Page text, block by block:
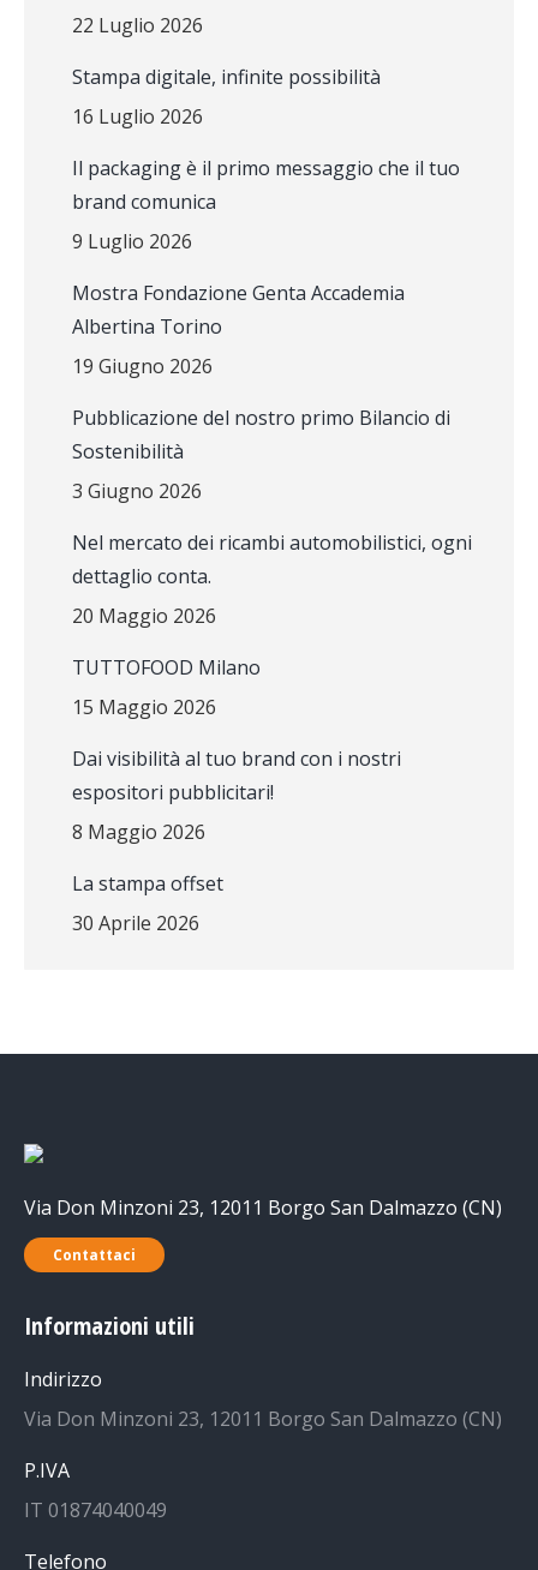
22 Luglio 2026
Stampa digitale, infinite possibilità
16 Luglio 2026
Il packaging è il primo messaggio che il tuo
brand comunica
9 Luglio 2026
Mostra Fondazione Genta Accademia
Albertina Torino
19 Giugno 2026
Pubblicazione del nostro primo Bilancio di
Sostenibilità
3 Giugno 2026
Nel mercato dei ricambi automobilistici, ogni
dettaglio conta.
20 Maggio 2026
TUTTOFOOD Milano
15 Maggio 2026
Dai visibilità al tuo brand con i nostri
espositori pubblicitari!
8 Maggio 2026
La stampa offset
30 Aprile 2026
Via Don Minzoni 23, 12011 Borgo San Dalmazzo (CN)
Contattaci
Informazioni utili
Indirizzo
Via Don Minzoni 23, 12011 Borgo San Dalmazzo (CN)
P.IVA
IT 01874040049
Telefono